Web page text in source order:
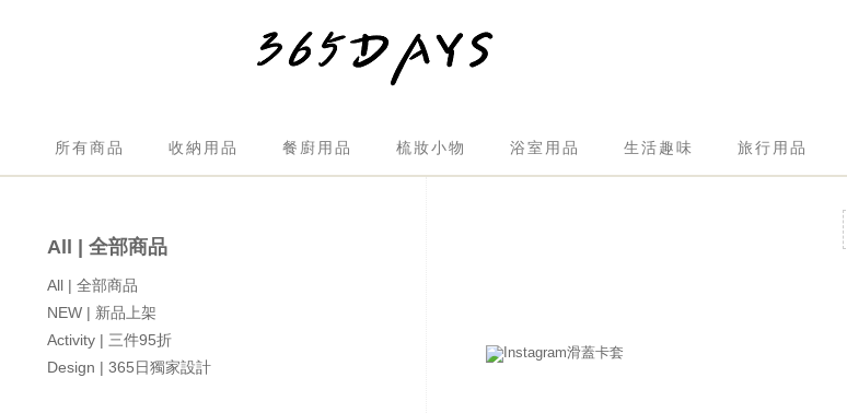
所有商品 收納用品 餐廚用品 梳妝小物 浴室用品 生活趣味 旅行用品
All | 全部商品
All | 全部商品
NEW | 新品上架
Activity | 三件95折
Design | 365日獨家設計